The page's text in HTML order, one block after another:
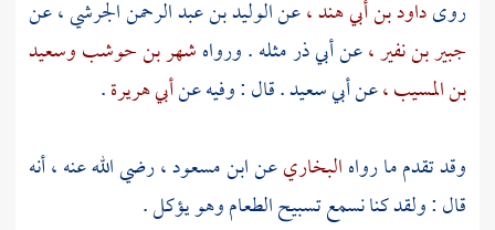
روىداود بن أبي هند ،عنالوليد بن عبد الرحمن الجرشي ،عن
جبير بن نفير ،عنأبي ذرمثله . ورواهشهر بن حوشبوسعيد
بن المسيب ،عنأبي سعيد. قال : وفيه عنأبي هريرة.
وقد تقدم ما رواهالبخاريعنابن مسعود ،رضي الله عنه ، أنه
قال : ولقد كنا نسمع تسبيح الطعام وهو يؤكل .